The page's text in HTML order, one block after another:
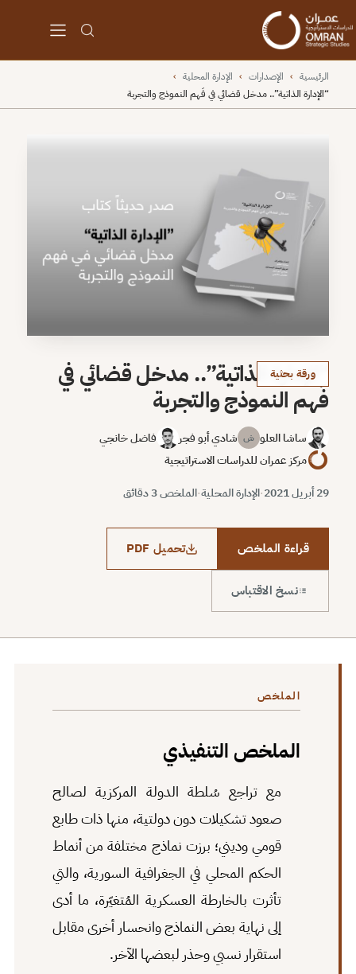
الرئيسية › الإصدارات › الإدارة المحلية ›
“الإدارة الذاتية”.. مدخل قضائي في فَهم النموذج والتجربة
ورقة بحثية
“الإدارة الذاتية”.. مدخل قضائي في
فَهم النموذج والتجربة
ساشا العلو ش شادي أبو فجر
فاضل خانجي
مركز عمران للدراسات الاستراتيجية
29 أبريل 2021
·الإدارة المحلية·الملخص 3 دقائق
قراءة الملخص تحميل PDF
نسخ الاقتباس
الملخص
الملخص التنفيذي
مع تراجع سُلطة الدولة المركزية لصالح
صعود تشكيلات دون دولتية، منها ذات طابع
قومي وديني؛ برزت نماذج مختلفة من أنماط
الحكم المحلي في الجغرافية السورية، والتي
تأثرت بالخارطة العسكرية المُتغيّرة، ما أدى
إلى نهاية بعض النماذج وانحسار أخرى مقابل
استقرار نسبي وحذر لبعضها الآخر.